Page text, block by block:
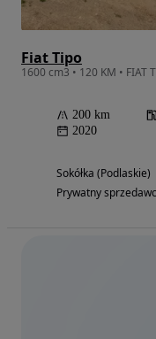
Fiat Tipo
200 km
2020
Sokółka (Podlaskie)
Prywatny